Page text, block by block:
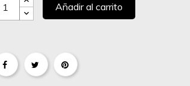
Añadir al carrito